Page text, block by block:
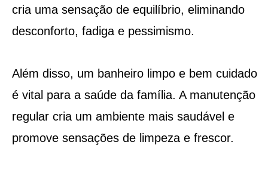
cria uma sensação de equilíbrio, eliminando
desconforto, fadiga e pessimismo.
Além disso, um banheiro limpo e bem cuidado
é vital para a saúde da família. A manutenção
regular cria um ambiente mais saudável e
promove sensações de limpeza e frescor.